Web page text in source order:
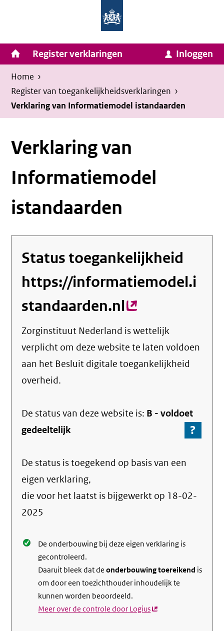
inhoud
van
Zaken
en
Koninkrijksrelaties
Homepage
van
Invulassistent
Toegankelijkheidsverklaring
Toegankelijkheidsverklaring
Hoofdnavigatie
Register verklaringen Inloggen
Kruimelpad
U
bevindt
zich
hier:
Home ›
Register van toegankelijkheids­verklaringen ›
Verklaring van Informatiemodel istandaarden
Verklaring van
Informatiemodel
istandaarden
Status toegankelijkheid
https://informatiemodel.i
standaarden.nl(externe
link)
Zorginstituut Nederland is wettelijk
verplicht om deze website te laten voldoen
aan het Besluit digitale toegankelijkheid
overheid.
De status van dezewebsite is: B -voldoet
gedeeltelijk
?
Ga
over
De status is toegekend op basis van een
eigen verklaring,
die voor het laatst is bijgewerkt op 18-02-
2025
De onderbouwing bij deze eigen verklaring is
gecontroleerd.
Daaruit bleek dat deonderbouwing toereikend is
om door een toezichthouder inhoudelijk te
kunnen worden beoordeeld.
Meer over de controle door Logius(externe